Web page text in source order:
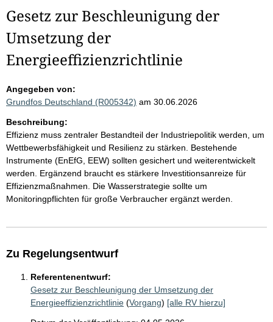
Gesetz zur Beschleunigung der
Umsetzung der
Energieeffizienzrichtlinie
Angegeben von:
Grundfos Deutschland (R005342) am 30.06.2026
Beschreibung:
Effizienz muss zentraler Bestandteil der Industriepolitik werden, um
Wettbewerbsfähigkeit und Resilienz zu stärken. Bestehende
Instrumente (EnEfG, EEW) sollten gesichert und weiterentwickelt
werden. Ergänzend braucht es stärkere Investitionsanreize für
Effizienzmaßnahmen. Die Wasserstrategie sollte um
Monitoringpflichten für große Verbraucher ergänzt werden.
Zu Regelungsentwurf
Referentenentwurf:
Gesetz zur Beschleunigung der Umsetzung der
Energieeffizienzrichtlinie (Vorgang) [alle RV hierzu]